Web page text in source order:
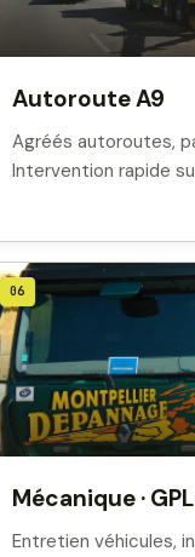
Autoroute A9
Agréés autoroutes,
Intervention rapide
06
Mécanique ·
Entretien véhicules,